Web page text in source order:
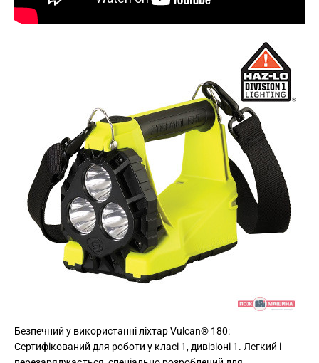
Безпечний у використанні ліхтар Vulcan® 180:
Сертифікований для роботи у класі 1, дивізіоні 1. Легкий і